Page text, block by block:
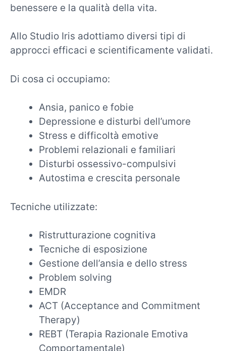
benessere e la qualità della vita.
Allo Studio Iris adottiamo diversi tipi di
approcci efficaci e scientificamente validati.
Di cosa ci occupiamo:
Ansia, panico e fobie
Depressione e disturbi dell’umore
Stress e difficoltà emotive
Problemi relazionali e familiari
Disturbi ossessivo-compulsivi
Autostima e crescita personale
Tecniche utilizzate:
Ristrutturazione cognitiva
Tecniche di esposizione
Gestione dell’ansia e dello stress
Problem solving
EMDR
ACT (Acceptance and Commitment
Therapy)
REBT (Terapia Razionale Emotiva
Comportamentale)